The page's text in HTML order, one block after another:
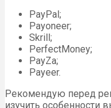
PayPal;
Payoneer;
Skrill;
PerfectMoney;
PayZa;
Payeer.
Рекомендую перед
изучить особенности